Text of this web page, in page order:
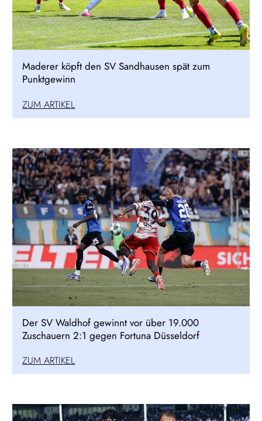
Maderer köpft den SV Sandhausen spät zum
Punktgewinn
ZUM ARTIKEL
Der SV Waldhof gewinnt vor über 19.000
Zuschauern 2:1 gegen Fortuna Düsseldorf
ZUM ARTIKEL